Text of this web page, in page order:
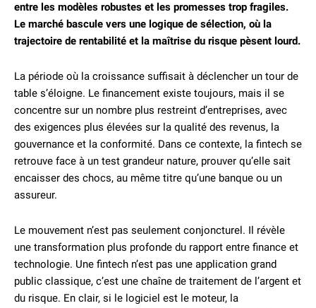
entre les modèles robustes et les promesses trop fragiles.
Le marché bascule vers une logique de sélection, où la
trajectoire de rentabilité et la maîtrise du risque pèsent lourd.
La période où la croissance suffisait à déclencher un tour de
table s’éloigne. Le financement existe toujours, mais il se
concentre sur un nombre plus restreint d’entreprises, avec
des exigences plus élevées sur la qualité des revenus, la
gouvernance et la conformité. Dans ce contexte, la fintech se
retrouve face à un test grandeur nature, prouver qu’elle sait
encaisser des chocs, au même titre qu’une banque ou un
assureur.
Le mouvement n’est pas seulement conjoncturel. Il révèle
une transformation plus profonde du rapport entre finance et
technologie. Une fintech n’est pas une application grand
public classique, c’est une chaîne de traitement de l’argent et
du risque. En clair, si le logiciel est le moteur, la